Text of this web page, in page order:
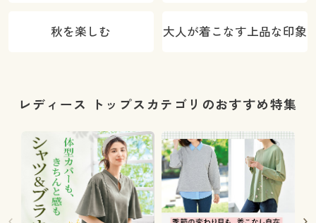
秋を楽しむ 大人が着こなす上品な印象
レディース トップスカテゴリのおすすめ特集